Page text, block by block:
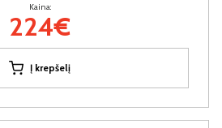
Kaina:
224€
Į krepšelį